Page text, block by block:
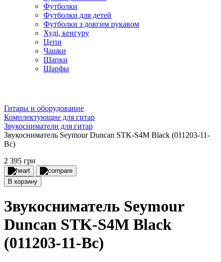
Футболки
Футболки для детей
Футболки з довгим рукавом
Худі, кенгуру
Цепи
Чашки
Шапки
Шарфы
Гитары и оборудование
Комплектующие для гитар
Звукосниматели для гитар
Звукосниматель Seymour Duncan STK-S4M Black (011203-11-
Bc)
2 395 грн
В корзину
Звукосниматель Seymour
Duncan STK-S4M Black
(011203-11-Bc)